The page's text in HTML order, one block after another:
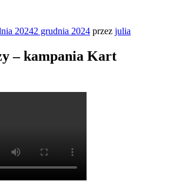
20242 grudnia 2024 przez julia
– kampania Kart